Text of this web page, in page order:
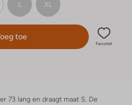
L XL
toe
Favoriet
73 lang en draagt maat S. De